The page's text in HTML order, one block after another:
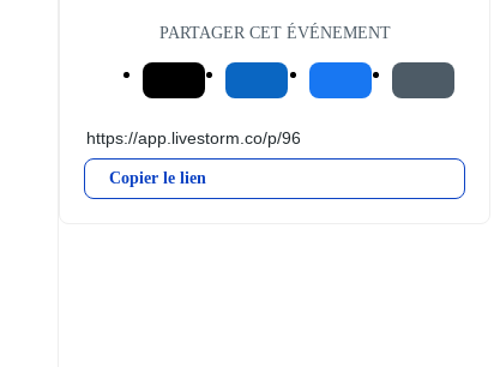
PARTAGER CET ÉVÉNEMENT
Copier le lien